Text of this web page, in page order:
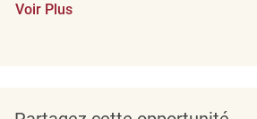
Voir Plus